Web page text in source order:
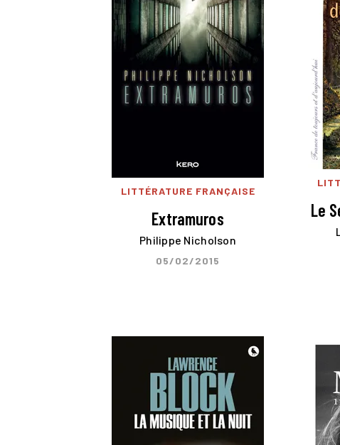
LITTÉRATURE FRANÇAISE
Extramuros
Philippe Nicholson
05/02/2015
Le